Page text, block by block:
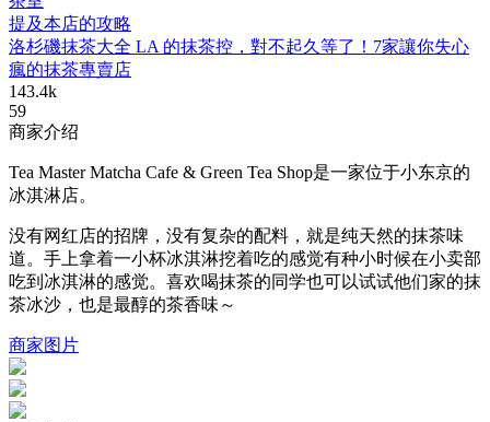
提及本店的攻略
洛杉磯抹茶大全 LA 的抹茶控，對不起久等了！7家讓你失心
瘋的抹茶專賣店
143.4k
59
商家介绍
Tea Master Matcha Cafe & Green Tea Shop是一家位于小东京的
冰淇淋店。
没有网红店的招牌，没有复杂的配料，就是纯天然的抹茶味
道。手上拿着一小杯冰淇淋挖着吃的感觉有种小时候在小卖部
吃到冰淇淋的感觉。喜欢喝抹茶的同学也可以试试他们家的抹
茶冰沙，也是最醇的茶香味～
商家图片